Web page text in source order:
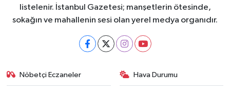
listelenir. İstanbul Gazetesi; manşetlerin ötesinde,
sokağın ve mahallenin sesi olan yerel medya organıdır.
Nöbetçi Eczaneler Hava Durumu